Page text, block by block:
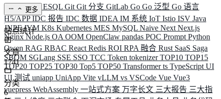
ELK ElysiaESQL Git Git 分支 GitLab Go Go 泛型 Go 语言
H5/APPIDC 报告 IDC 数据 IDEA IM 系统 IoT Istio ISV Java
JNPFJVM K8s Kubernetes MES MySQL Naive Next Next.js
NginxNode.js OA OOM OpenClaw pandas POC Prompt Python
Qwen RAG RBAC React Redis ROI RPA 融合 Rust SaaS Saga
SBOM SGLang SSE SSO TCC Token tokenizerTOP10 TOP15
TOP20 TOP25 TOP30 Top5 TOP50 Transformerts TypeScript UI
UI 测试 uniapp UniApp Vite vLLM vs VSCode Vue Vue3
vuepress WebAssembly 一站式方案 万字长文 三大报告 三大指
更多
站点统计
文章
1741
分类
6